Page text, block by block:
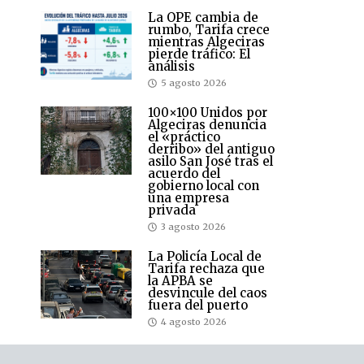
La OPE cambia de
rumbo, Tarifa crece
mientras Algeciras
pierde tráfico: El
análisis
5 agosto 2026
100×100 Unidos por
Algeciras denuncia
el «práctico
derribo» del antiguo
asilo San José tras el
acuerdo del
gobierno local con
una empresa
privada
3 agosto 2026
La Policía Local de
Tarifa rechaza que
la APBA se
desvincule del caos
fuera del puerto
4 agosto 2026